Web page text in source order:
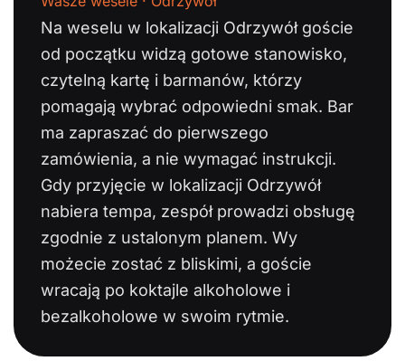
Na weselu w lokalizacji Odrzywół goście
od początku widzą gotowe stanowisko,
czytelną kartę i barmanów, którzy
pomagają wybrać odpowiedni smak. Bar
ma zapraszać do pierwszego
zamówienia, a nie wymagać instrukcji.
Gdy przyjęcie w lokalizacji Odrzywół
nabiera tempa, zespół prowadzi obsługę
zgodnie z ustalonym planem. Wy
możecie zostać z bliskimi, a goście
wracają po koktajle alkoholowe i
bezalkoholowe w swoim rytmie.